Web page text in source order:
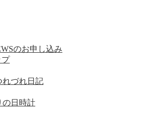
のお申し込み
プ
れづれ日記
の日時計